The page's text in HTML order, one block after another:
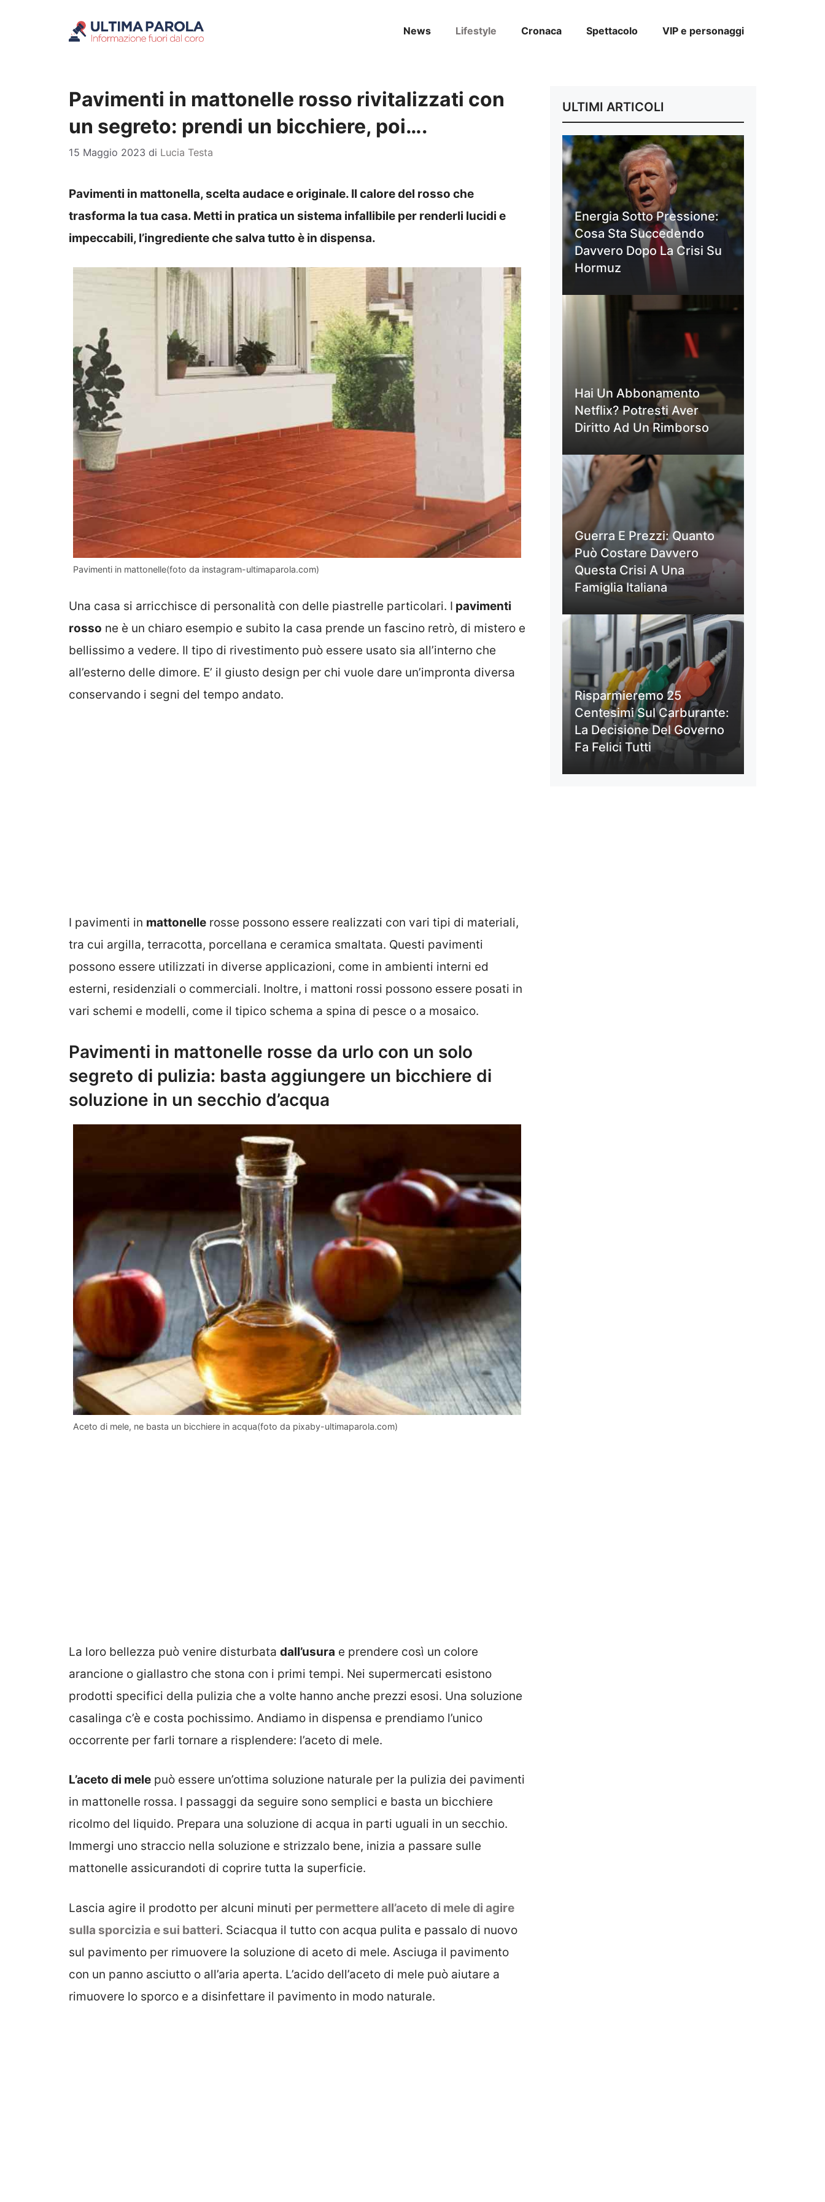
News Lifestyle Cronaca Spettacolo VIP e personaggi
Pavimenti in mattonelle rosso rivitalizzati con
un segreto: prendi un bicchiere, poi….
15 Maggio 2023 di Lucia Testa
Pavimenti in mattonella, scelta audace e originale. Il calore del rosso che
trasforma la tua casa. Metti in pratica un sistema infallibile per renderli lucidi e
impeccabili, l’ingrediente che salva tutto è in dispensa.
Pavimenti in mattonelle(foto da instagram-ultimaparola.com)
Una casa si arricchisce di personalità con delle piastrelle particolari. I pavimenti
rosso ne è un chiaro esempio e subito la casa prende un fascino retrò, di mistero e
bellissimo a vedere. Il tipo di rivestimento può essere usato sia all’interno che
all’esterno delle dimore. E’ il giusto design per chi vuole dare un’impronta diversa
conservando i segni del tempo andato.
I pavimenti in mattonelle rosse possono essere realizzati con vari tipi di materiali,
tra cui argilla, terracotta, porcellana e ceramica smaltata. Questi pavimenti
possono essere utilizzati in diverse applicazioni, come in ambienti interni ed
esterni, residenziali o commerciali. Inoltre, i mattoni rossi possono essere posati in
vari schemi e modelli, come il tipico schema a spina di pesce o a mosaico.
Pavimenti in mattonelle rosse da urlo con un solo
segreto di pulizia: basta aggiungere un bicchiere di
soluzione in un secchio d’acqua
Aceto di mele, ne basta un bicchiere in acqua(foto da pixaby-ultimaparola.com)
La loro bellezza può venire disturbata dall’usura e prendere così un colore
arancione o giallastro che stona con i primi tempi. Nei supermercati esistono
prodotti specifici della pulizia che a volte hanno anche prezzi esosi. Una soluzione
casalinga c’è e costa pochissimo. Andiamo in dispensa e prendiamo l’unico
occorrente per farli tornare a risplendere: l’aceto di mele.
L’aceto di mele può essere un’ottima soluzione naturale per la pulizia dei pavimenti
in mattonelle rossa. I passaggi da seguire sono semplici e basta un bicchiere
ricolmo del liquido. Prepara una soluzione di acqua in parti uguali in un secchio.
Immergi uno straccio nella soluzione e strizzalo bene, inizia a passare sulle
mattonelle assicurandoti di coprire tutta la superficie.
Lascia agire il prodotto per alcuni minuti per permettere all’aceto di mele di agire
sulla sporcizia e sui batteri. Sciacqua il tutto con acqua pulita e passalo di nuovo
sul pavimento per rimuovere la soluzione di aceto di mele. Asciuga il pavimento
con un panno asciutto o all’aria aperta. L’acido dell’aceto di mele può aiutare a
rimuovere lo sporco e a disinfettare il pavimento in modo naturale.
ULTIMI ARTICOLI
Energia Sotto Pressione:
Cosa Sta Succedendo
Davvero Dopo La Crisi Su
Hormuz
Hai Un Abbonamento
Netflix? Potresti Aver
Diritto Ad Un Rimborso
Guerra E Prezzi: Quanto
Può Costare Davvero
Questa Crisi A Una
Famiglia Italiana
Risparmieremo 25
Centesimi Sul Carburante:
La Decisione Del Governo
Fa Felici Tutti